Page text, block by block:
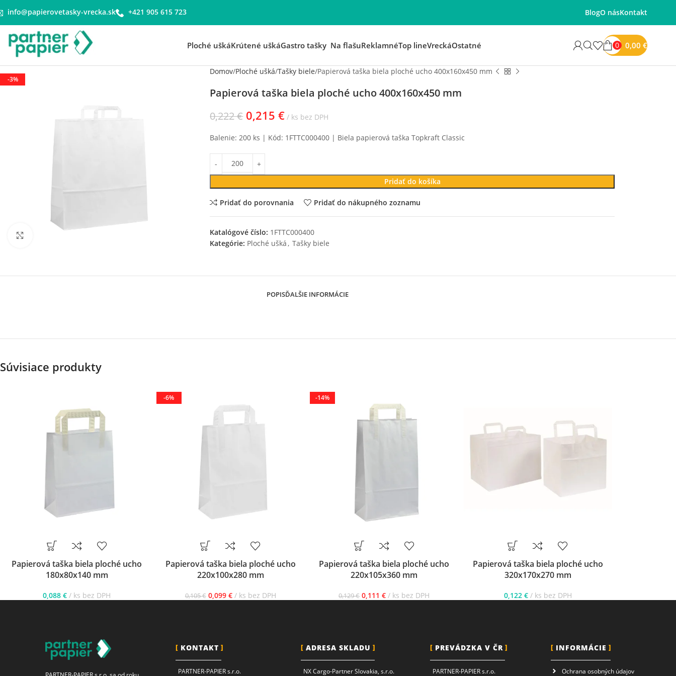
info@papierovetasky-vrecka.sk +421 905 615 723 BlogO násKontakt
Ploché uškáKrútené uškáGastro tašky Na flašuReklamnéTop lineVreckáOstatné 0 0,00 €
-3%
Domov Ploché ušká Tašky biele Papierová taška biela ploché ucho 400x160x450 mm
Papierová taška biela ploché ucho 400x160x450 mm
0,222€ 0,215€ ks bez DPH
Balenie: 200 ks | Kód: 1FTTC000400 | Biela papierová taška Topkraft Classic
Pridať do košíka
Pridať do porovnania Pridať do nákupného zoznamu
Katalógové číslo: 1FTTC000400
Kategórie: Ploché ušká, Tašky biele
POPISĎALŠIE INFORMÁCIE
Súvisiace produkty
Papierová taška biela ploché ucho
180x80x140 mm
0,088€ ks bez DPH
-6%
Papierová taška biela ploché ucho
220x100x280 mm
0,105€ 0,099 € ks bez DPH
-14%
Papierová taška biela ploché ucho
220x105x360 mm
0,129€ 0,111€ ks bez DPH
Papierová taška biela ploché ucho
320x170x270 mm
0,122 € ks bez DPH
KONTAKT
PARTNER-PAPIER s.r.o.
ADRESA SKLADU
NX Cargo-Partner Slovakia, s.r.o.
PREVÁDZKA V ČR
PARTNER-PAPIER s.r.o.
INFORMÁCIE
Ochrana osobných údajov